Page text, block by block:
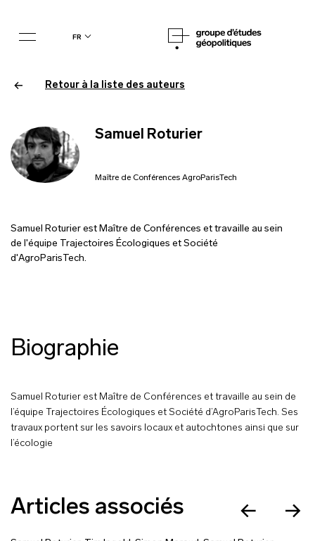
fr
Samuel Roturier
Maître de Conférences AgroParisTech
Samuel Roturier est Maître de Conférences et travaille au sein
de l'équipe Trajectoires Écologiques et Société
d'AgroParisTech.
Retour à la liste des auteurs
Biographie
Samuel Roturier est Maître de Conférences et travaille au sein de
l’équipe Trajectoires Écologiques et Société d’AgroParisTech. Ses
travaux portent sur les savoirs locaux et autochtones ainsi que sur
l’écologie
Articles associés